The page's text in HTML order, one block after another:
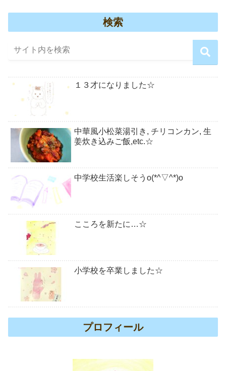
検索
１３才になりました☆
中華風小松菜湯引き, チリコンカン, 生
姜炊き込みご飯,etc.☆
中学校生活楽しそうo(*^▽^*)o
こころを新たに…☆
小学校を卒業しました☆
プロフィール